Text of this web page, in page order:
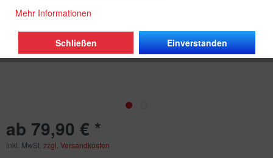
ab 79,90 € *
inkl. MwSt. zzgl. Versandkosten
Mehr Informationen
Einverstanden
Schließen